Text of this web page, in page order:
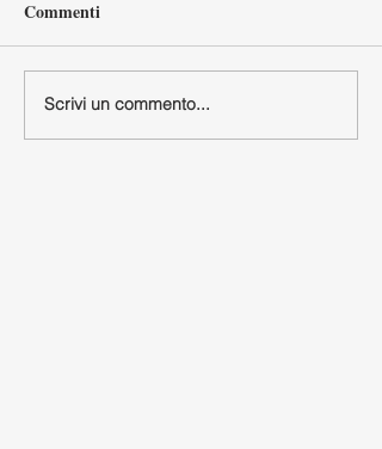
Commenti
Scrivi un commento...